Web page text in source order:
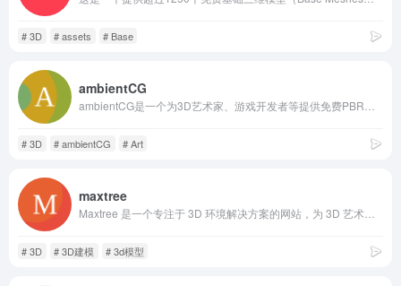
# 3D # assets # Base
ambientCG
# 3D # ambientCG # Art
maxtree
# 3D # 3D建模 # 3d模型